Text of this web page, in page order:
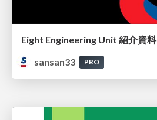
Eight Engineering Unit 紹介資料
sansan33
PRO